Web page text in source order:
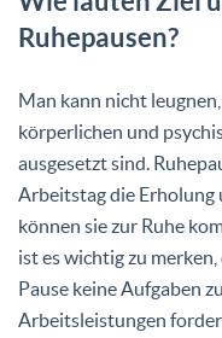
Ruhepausen?
Man kann nicht
körperlichen und
ausgesetzt sind.
Arbeitstag die Erholung
können sie zur Ruhe
ist es wichtig zu
Pause keine Aufgaben
Arbeitsleistungen